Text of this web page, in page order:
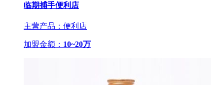
临期捕手便利店
主营产品：便利店
加盟金额： 10~20万